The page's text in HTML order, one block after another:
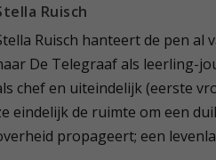
Ruisch
Ruisch hanteert de pen al
De Telegraaf als leerling-
chef en uiteindelijk (eerste
eindelijk de ruimte om een
propageert; een